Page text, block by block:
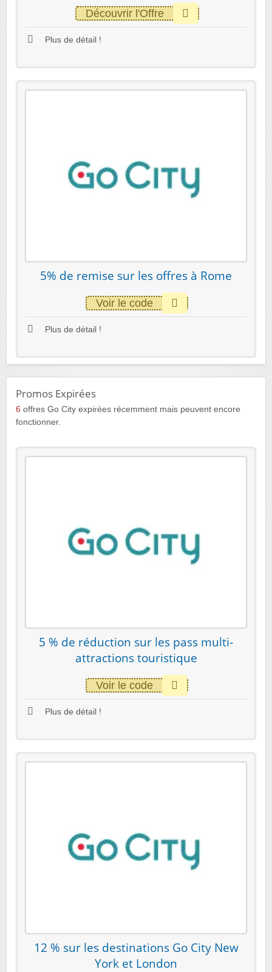
Découvrir l'Offre
Plus de détail !
5% de remise sur les offres à Rome
Voir le code
Plus de détail !
Promos Expirées
6 offres Go City expirées récemment mais peuvent encore
fonctionner.
5 % de réduction sur les pass multi-
attractions touristique
Voir le code
Plus de détail !
12 % sur les destinations Go City New
York et London